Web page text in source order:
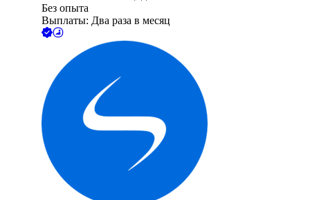
Без опыта
Выплаты: Два раза в месяц